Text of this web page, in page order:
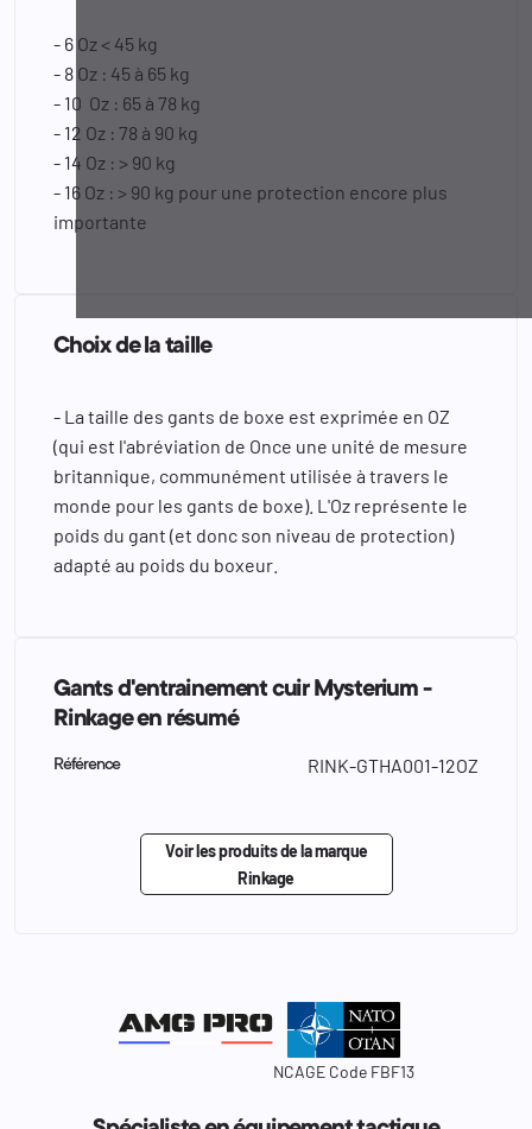
- 6 Oz < 45 kg
- 8 Oz : 45 à 65 kg
- 10 Oz : 65 à 78 kg
- 12 Oz : 78 à 90 kg
- 14 Oz : > 90 kg
- 16 Oz : > 90 kg pour une protection encore plus
importante
Choix de la taille
- La taille des gants de boxe est exprimée en OZ
(qui est l'abréviation de Once une unité de mesure
britannique, communément utilisée à travers le
monde pour les gants de boxe). L'Oz représente le
poids du gant (et donc son niveau de protection)
adapté au poids du boxeur.
Gants d'entrainement cuir Mysterium -
Rinkage en résumé
Référence RINK-GTHA001-12OZ
Voir les produits de la marque
Rinkage
NCAGE Code FBF13